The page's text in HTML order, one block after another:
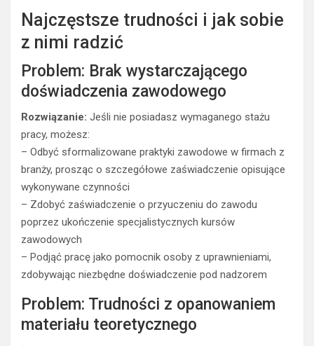
Najczęstsze trudności i jak sobie
z nimi radzić
Problem: Brak wystarczającego
doświadczenia zawodowego
Rozwiązanie: Jeśli nie posiadasz wymaganego stażu
pracy, możesz:
– Odbyć sformalizowane praktyki zawodowe w firmach z
branży, prosząc o szczegółowe zaświadczenie opisujące
wykonywane czynności
– Zdobyć zaświadczenie o przyuczeniu do zawodu
poprzez ukończenie specjalistycznych kursów
zawodowych
– Podjąć pracę jako pomocnik osoby z uprawnieniami,
zdobywając niezbędne doświadczenie pod nadzorem
Problem: Trudności z opanowaniem
materiału teoretycznego